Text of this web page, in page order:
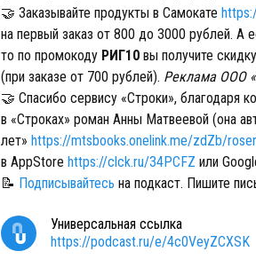
🤝 Заказывайте продукты в Самокате
на первый заказ от 800 до 3000 рублей. А
то по промокоду РИГ10 вы получите
(при заказе от 700 рублей). Реклама ООО
🤝 Спасибо сервису «Строки», благодаря
в «Строках» роман Анны Матвеевой (она
лет» https://mtsbooks.onelink.me/zdZb/
в AppStore https://clck.ru/34PCFZ или
📝 Подписывайтесь на подкаст. Пишите
Универсальная ссылка
https://podcast.ru/e/4c0VeyZCXSK